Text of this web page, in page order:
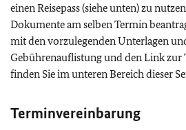
einen Reisepass (siehe unten) zu
Dokumente am selben Termin
mit den vorzulegenden Unterlagen
Gebührenauflistung und den Link
finden Sie im unteren Bereich dieser
Terminvereinbarung